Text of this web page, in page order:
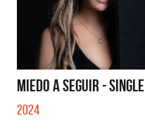
MIEDO A SEGUIR - SINGLE
2024